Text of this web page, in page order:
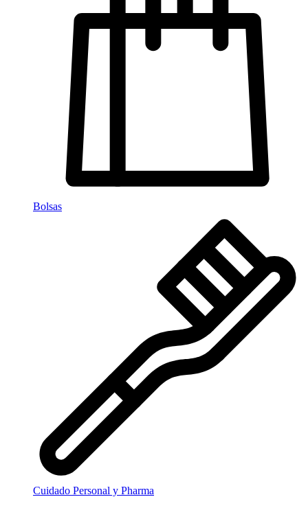
Bolsas
Cuidado Personal y Pharma